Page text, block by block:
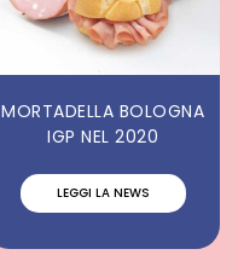
MORTADELLA BOLOGNA
IGP NEL 2020
LEGGI LA NEWS